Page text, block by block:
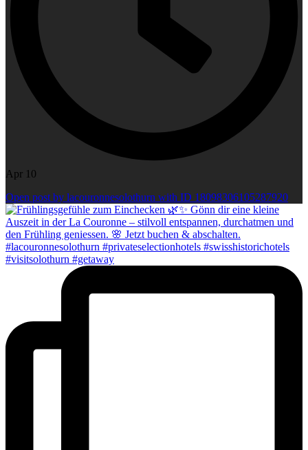
Apr 10
Open post by lacouronnesolothurn with ID 18098306105287920